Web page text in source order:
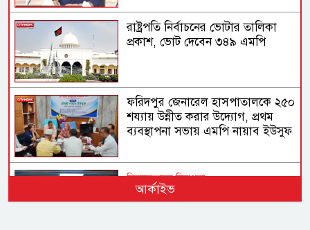
রাষ্ট্রপতি নির্বাচনের ভোটার তালিকা
প্রকাশ, ভোট দেবেন ৩৪৯ এমপি
ফরিদপুর জেনারেল হাসপাতালকে ২৫০
শয্যায় উন্নীত করার উদ্যোগ, প্রথম
ব্যবস্থাপনা সভায় এমপি নায়াব ইউসুফ
বিমানবন্দরের নিরাপত্তা
ভিআইপি ও সিআইপি ব্যক্তিসহ
আর্কাইভ